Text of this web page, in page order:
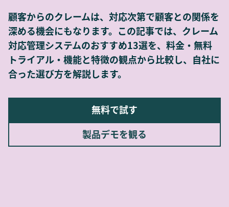
顧客からのクレームは、対応次第で顧客との関係を
深める機会にもなります。この記事では、クレーム
対応管理システムのおすすめ13選を、料金・無料
トライアル・機能と特徴の観点から比較し、自社に
合った選び方を解説します。
無料で試す
製品デモを観る